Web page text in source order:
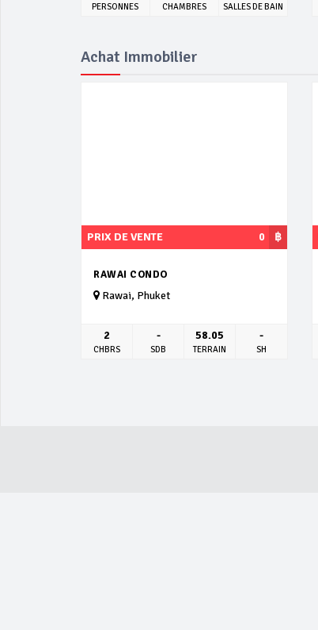
PERSONNES CHAMBRES SALLES DE BAIN
Achat Immobilier
฿
PRIX DE VENTE 0
RAWAI CONDO
Rawai, Phuket
2
CHBRS
-
SDB
58.05
TERRAIN
-
SH